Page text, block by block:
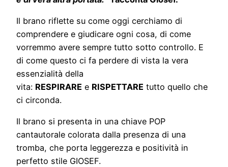
Il brano riflette su come oggi cerchiamo di
comprendere e giudicare ogni cosa, di come
vorremmo avere sempre tutto sotto controllo. E
di come questo ci fa perdere di vista la vera
essenzialità della
vita: RESPIRARE e RISPETTARE tutto quello che
ci circonda.
Il brano si presenta in una chiave POP
cantautorale colorata dalla presenza di una
tromba, che porta leggerezza e positività in
perfetto stile GIOSEF.